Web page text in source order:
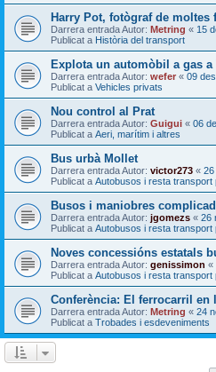
Harry Pot, fotògraf de
Darrera entrada Autor: Metring « 15
Publicat a Història del transport
Explota un automòbil a gas a
Darrera entrada Autor: wefer « 09
Publicat a Vehicles privats
Nou control al Prat
Darrera entrada Autor: Guigui « 06
Publicat a Aeri, marítim i altres
Bus urbà Mollet
Darrera entrada Autor: victor273 « 26
Publicat a Autobusos i resta transport
Busos i maniobres
Darrera entrada Autor: jgomezs « 26
Publicat a Autobusos i resta transport
Noves concessións estatals
Darrera entrada Autor: genissimon «
Publicat a Autobusos i resta transport
Conferència: El ferrocarril en
Darrera entrada Autor: Metring « 24
Publicat a Trobades i esdeveniments